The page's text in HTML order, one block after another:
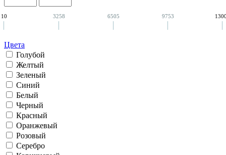
10 3258 6505 9753
Цвета
Голубой
Желтый
Зеленый
Синий
Белый
Черный
Красный
Оранжевый
Розовый
Серебро